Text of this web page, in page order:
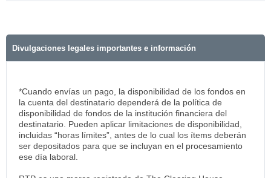
Divulgaciones legales importantes e información
*Cuando envías un pago, la disponibilidad de los fondos en
la cuenta del destinatario dependerá de la política de
disponibilidad de fondos de la institución financiera del
destinatario. Pueden aplicar limitaciones de disponibilidad,
incluidas “horas límites”, antes de lo cual los ítems deberán
ser depositados para que se incluyan en el procesamiento
ese día laboral.